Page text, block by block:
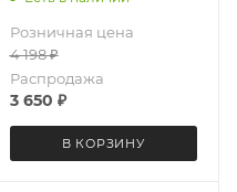
Розничная цена
4 198₽
Распродажа
3 650 ₽
В КОРЗИНУ